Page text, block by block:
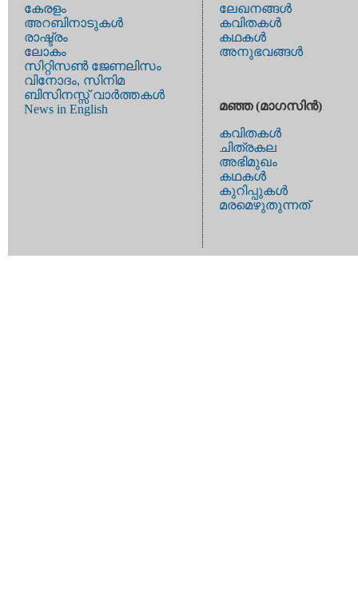
കേരളം
അറബിനാടുകള്‍
രാഷ്ട്രം
ലോകം
സിറ്റിസണ്‍ ജേണലിസം
വിനോദം, സിനിമ
ബിസിനസ്സ് വാര്‍ത്തകള്‍
News in English
ലേഖനങ്ങള്‍
കവിതകള്‍
കഥകള്‍
അനുഭവങ്ങള്‍
മഞ്ഞ (മാഗസിന്‍)
കവിതകള്‍
ചിത്രകല
അഭിമുഖം
കഥകള്‍
കുറിപ്പുകള്‍
മരമെഴുതുന്നത്